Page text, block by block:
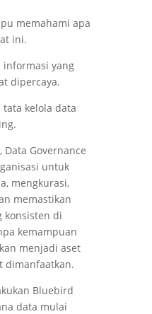
memahami apa
ini.
yang
dipercaya.
kelola data
Governance
untuk
mengkurasi,
memastikan
konsisten di
kemampuan
menjadi aset
dimanfaatkan.
Bluebird
data mulai